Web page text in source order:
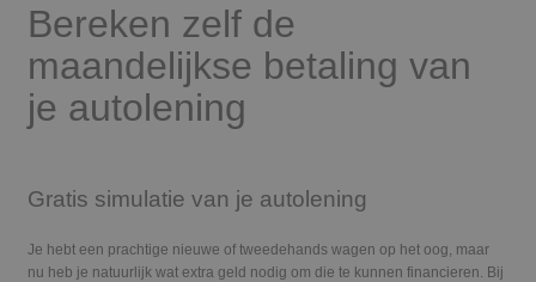
Bereken zelf de
maandelijkse betaling van
je autolening
Gratis simulatie van je autolening
Je hebt een prachtige nieuwe of tweedehands wagen op het oog, maar
nu heb je natuurlijk wat extra geld nodig om die te kunnen financieren. Bij